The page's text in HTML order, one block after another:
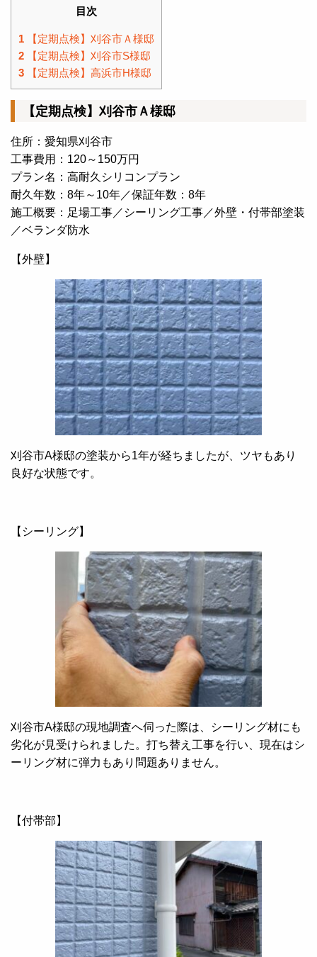
目次
1 【定期点検】刈谷市Ａ様邸
2 【定期点検】刈谷市S様邸
3 【定期点検】高浜市H様邸
【定期点検】刈谷市Ａ様邸
住所：愛知県刈谷市
工事費用：120～150万円
プラン名：高耐久シリコンプラン
耐久年数：8年～10年／保証年数：8年
施工概要：足場工事／シーリング工事／外壁・付帯部塗装
／ベランダ防水
【外壁】
刈谷市A様邸の塗装から1年が経ちましたが、ツヤもあり
良好な状態です。
【シーリング】
刈谷市A様邸の現地調査へ伺った際は、シーリング材にも
劣化が見受けられました。打ち替え工事を行い、現在はシ
ーリング材に弾力もあり問題ありません。
【付帯部】